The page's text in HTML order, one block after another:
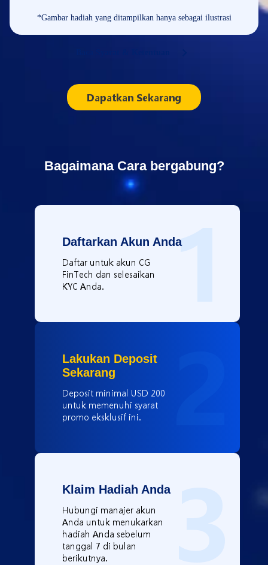
*Gambar hadiah yang ditampilkan hanya sebagai ilustrasi
Dapatkan Sekarang
Bagaimana Cara bergabung?
1
Daftarkan Akun Anda
Daftar untuk akun CG
FinTech dan selesaikan
KYC Anda.
Lakukan Deposit
Sekarang
Deposit minimal USD 200
untuk memenuhi syarat
promo eksklusif ini.
Klaim Hadiah Anda
Hubungi manajer akun
Anda untuk menukarkan
hadiah Anda sebelum
tanggal 7 di bulan
berikutnya.